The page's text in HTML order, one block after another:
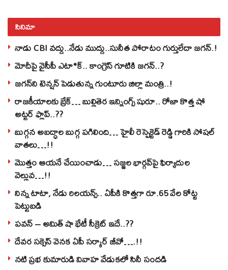
సినిమా
నాడు CBI వద్దు..నేడు ముద్దు..సునీత పోరాటం గుర్తులేదా జగన్.!
మోదీపై వైసీపీ ఎటా*క్.. కాంగ్రెస్ గూటికి జగన్..?
జగన్‌ని టెన్షన్‌ పెడుతున్న గుంటూరు జిల్లా మంత్రి..!
రాజకీయాలకు బ్రేక్… బుల్లితెర ఇన్నింగ్స్ షురూ.. రోజా కొత్త షో
అట్టర్ ఫ్లాప్..??
బుగ్గన అబద్ధాల బుగ్గ పగిలింది… హైలీ రెస్పెక్టెడ్‌ రెడ్డి గారికి సోషల్‌
వాతలు…!!
మొత్తం ఆయనే చేయించాడు… సజ్జల భార్గవ్‌పై ఫిర్యాదుల
వెల్లువ…!!
నిన్న టాటా, నేడు రిలయన్స్.. ఏపీకి కొత్తగా రూ.65 వేల కోట్ట
పెట్టుబడి
పవన్‌ – అమిత్‌ షా భేటీ సీక్రెట్‌ ఇదే..??
దేవర సక్సెస్‌ వెనక ఏపీ సర్కార్‌ జీవో….!!
నటి ప్రభ కుమారుడి వివాహ వేడుకలో సినీ సందడి